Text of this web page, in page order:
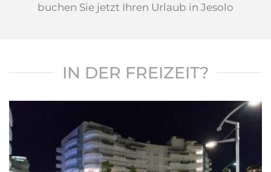
buchen Sie jetzt Ihren Urlaub in Jesolo
IN DER FREIZEIT?